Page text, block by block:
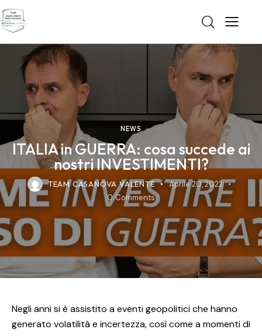
NEWS
ITALIA in GUERRA: cosa succede ai
nostri INVESTIMENTI?
TEAM CASANOVA VALENTE
Aprile 20, 2022
0 Comments
Negli anni si è assistito a eventi geopolitici che hanno
generato volatilità e incertezza, così come a momenti di